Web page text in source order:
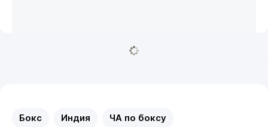
Бокс Индия ЧА по боксу